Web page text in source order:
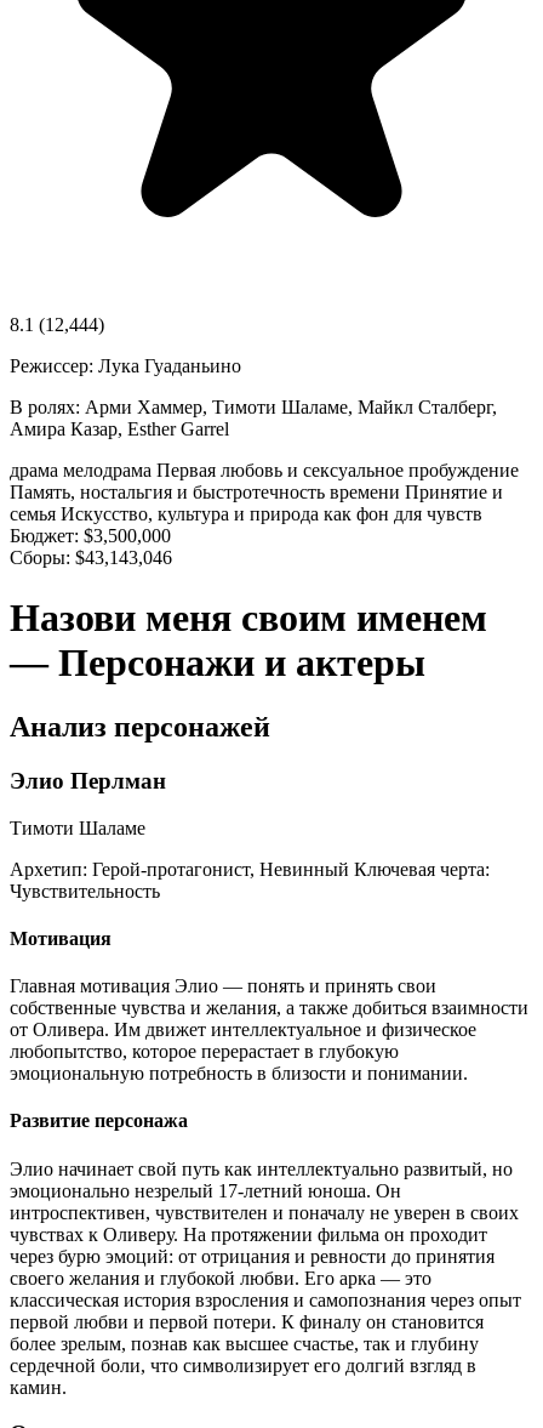
8.1 (12,444)
Режиссер: Лука Гуаданьино
В ролях: Арми Хаммер, Тимоти Шаламе, Майкл Сталберг,
Амира Казар, Esther Garrel
драма мелодрама Первая любовь и сексуальное пробуждение
Память, ностальгия и быстротечность времени Принятие и
семья Искусство, культура и природа как фон для чувств
Бюджет: $3,500,000
Сборы: $43,143,046
Назови меня своим именем
— Персонажи и актеры
Анализ персонажей
Элио Перлман
Тимоти Шаламе
Архетип: Герой-протагонист, Невинный Ключевая черта:
Чувствительность
Мотивация
Главная мотивация Элио — понять и принять свои
собственные чувства и желания, а также добиться взаимности
от Оливера. Им движет интеллектуальное и физическое
любопытство, которое перерастает в глубокую
эмоциональную потребность в близости и понимании.
Развитие персонажа
Элио начинает свой путь как интеллектуально развитый, но
эмоционально незрелый 17-летний юноша. Он
интроспективен, чувствителен и поначалу не уверен в своих
чувствах к Оливеру. На протяжении фильма он проходит
через бурю эмоций: от отрицания и ревности до принятия
своего желания и глубокой любви. Его арка — это
классическая история взросления и самопознания через опыт
первой любви и первой потери. К финалу он становится
более зрелым, познав как высшее счастье, так и глубину
сердечной боли, что символизирует его долгий взгляд в
камин.